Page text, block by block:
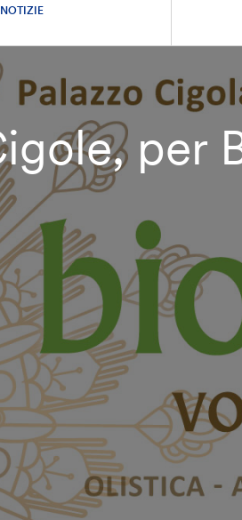
NOTIZIE
per